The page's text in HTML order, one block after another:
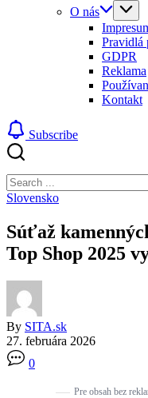
O nás
Pravidlá
GDPR
Reklama
Kontakt
Subscribe
Search
Slovensko
Súťaž
Top Shop 2025
By SITA.sk
27. februára 2026
0
Pre obsah bez